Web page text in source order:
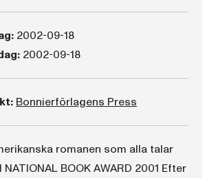
2002-09-18
2002-09-18
Bonnierförlagens Press
romanen som alla talar
BOOK AWARD 2001 Efter